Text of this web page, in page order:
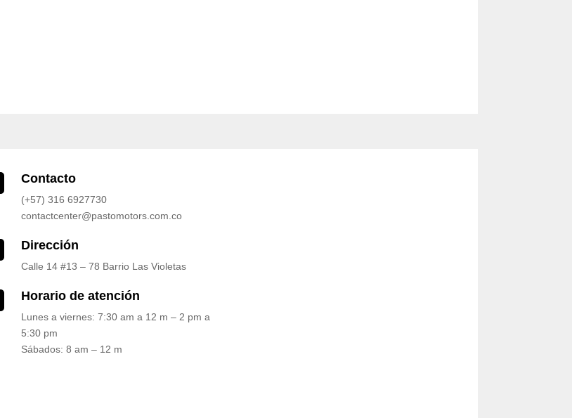
Contacto
(+57) 316 6927730
contactcenter@pastomotors.com.co
Dirección
Calle 14 #13 – 78 Barrio Las Violetas
Horario de atención
Lunes a viernes: 7:30 am a 12 m – 2 pm a
5:30 pm
Sábados: 8 am – 12 m